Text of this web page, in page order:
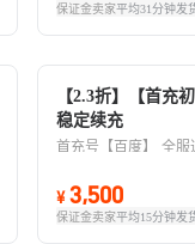
保证金卖家平均31分钟发
【2.3折】【首充
稳定续充
首充号【百度】 全服
¥ 3,500
保证金卖家平均15分钟发